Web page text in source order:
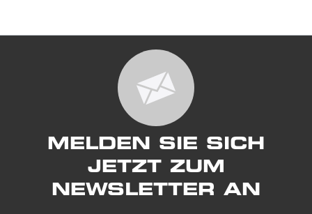
MELDEN SIE SICH
JETZT ZUM
NEWSLETTER AN